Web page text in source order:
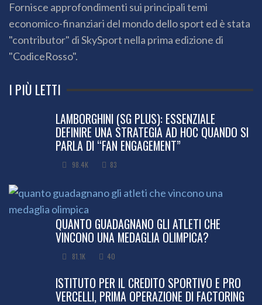
Fornisce approfondimenti sui principali temi
economico-finanziari del mondo dello sport ed è stata
"contributor" di SkySport nella prima edizione di
"CodiceRosso".
I PIÙ LETTI
LAMBORGHINI (SG PLUS): ESSENZIALE
DEFINIRE UNA STRATEGIA AD HOC QUANDO SI
PARLA DI “FAN ENGAGEMENT”
98.4K 83
QUANTO GUADAGNANO GLI ATLETI CHE
VINCONO UNA MEDAGLIA OLIMPICA?
81.1K 40
ISTITUTO PER IL CREDITO SPORTIVO E PRO
VERCELLI, PRIMA OPERAZIONE DI FACTORING